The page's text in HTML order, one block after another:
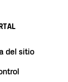
del sitio